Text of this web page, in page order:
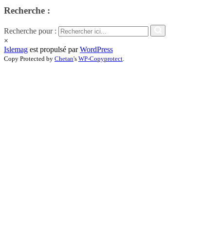
Recherche :
Recherche pour :
×
Islemag est propulsé parWordPress
Copy Protected by Chetan's WP-Copyprotect.